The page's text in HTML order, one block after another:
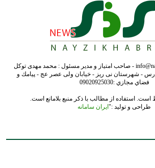
نشانی ایمیل: info@nayzinews.ir - صاحب امتیاز و مدیر مسئول : محمد مهدی توکل
- شهرستان نی ریز - خیابان ولی عصر عج - پيامك و
فضاي مجازي :09020925030
استفاده از مطالب با ذکر منبع بلامانع است.
طراحی و تولید :" ایران سامانه